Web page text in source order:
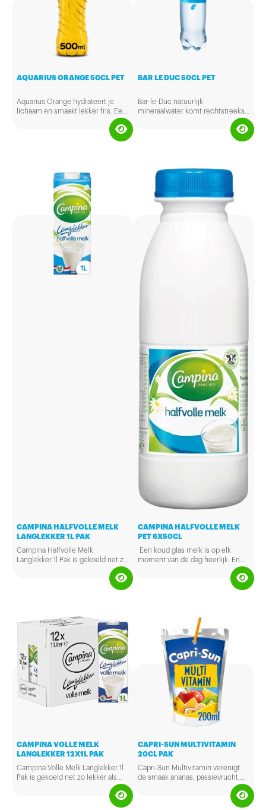
AQUARIUS ORANGE 50CL PET
Aquarius Orange hydrateert je
lichaam en smaakt lekker fris. Een
verkwikkende dorstlesser met
vitamine B6 en sinaasappelsmaak.
BAR LE DUC 50CL PET
Bar-le-Duc natuurlijk
mineraalwater komt rechtstreeks
Heuvelrug. Het is een natuurlijk
natriumarm mineraalwater. Dit
betekent dat het door iedereen
een zoutarm dieet. Mineraalwater
is ook geschikt voor de bereiding
van babyvoeding.
CAMPINA HALFVOLLE MELK
LANGLEKKER 1L PAK
Campina Halfvolle Melk
Langlekker 1l Pak is gekoeld net zo
lekker als verse melk met als extra
voordeel dat je het ongeopend
buiten de koelkast kunt bewaren.
CAMPINA HALFVOLLE MELK
PET 6X50CL
Een koud glas melk is op elk
moment van de dag heerlijk. En
omdat er vitaminen en mineralen
in zitten, ook heel gezond. Verpakt
per tray van 6 flesjes melk á 50cl.
CAMPINA VOLLE MELK
LANGLEKKER 12X1L PAK
Campina Volle Melk Langlekker 1l
Pak is gekoeld net zo lekker als
verse melk met als extra voordeel
dat je het ongeopend buiten de
CAPRI-SUN MULTIVITAMIN
20CL PAK
Capri-Sun Multivitamin verenigt
de smaak ananas, passievrucht,
sinaasappel in een heerlijke drank.